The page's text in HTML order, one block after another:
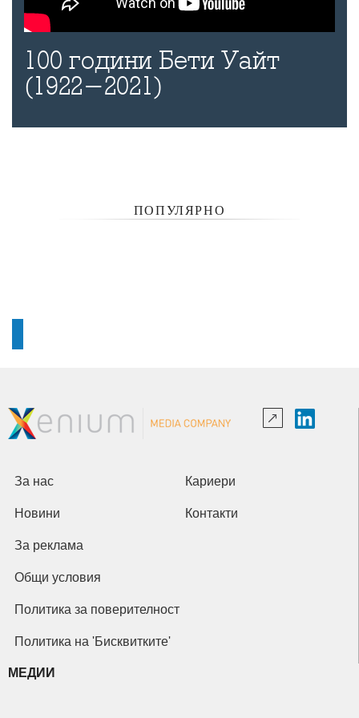
100 години Бети Уайт
(1922-2021)
ПОПУЛЯРНО
За нас Кариери
Новини Контакти
За реклама
Общи условия
Политика за поверителност
Политика на 'Бисквитките'
МЕДИИ